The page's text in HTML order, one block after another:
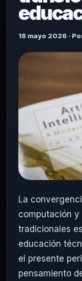
18 mayo 2026 ·
La
computación y
tradicionales
educación
el presente
pensamiento